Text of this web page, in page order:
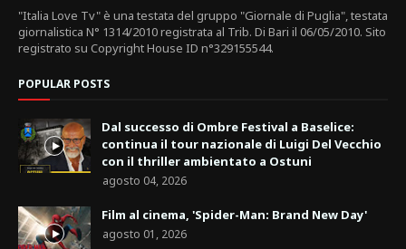
"Italia Love Tv" è una testata del gruppo "Giornale di Puglia", testata
giornalistica N° 1314/2010 registrata al Trib. Di Bari il 06/05/2010. Sito
registrato su Copyright House ID n°329155544.
POPULAR POSTS
Dal successo di Ombre Festival a Baselice:
continua il tour nazionale di Luigi Del Vecchio
con il thriller ambientato a Ostuni
agosto 04, 2026
Film al cinema, 'Spider-Man: Brand New Day'
agosto 01, 2026